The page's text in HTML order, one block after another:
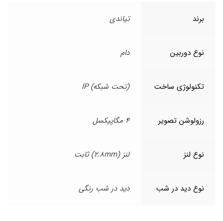
برند تیاندی
نوع دوربین دام
تکنولوژی ساخت (تحت شبکه) IP
رزولوشن تصویر 4 مگاپیکسل
نوع لنز لنز (2.8mm) ثابت
نوع دید در شب دید در شب رنگی